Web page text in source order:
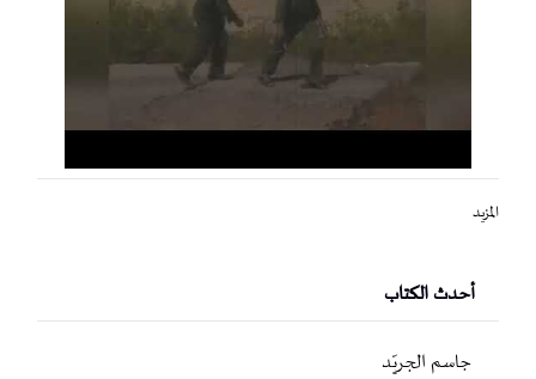
المزيد
أحدث الكتاب
جاسم الجريّد